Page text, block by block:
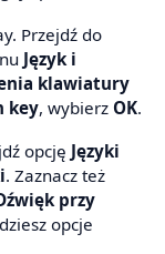
Przejdź do
Język i
klawiatury
key, wybierz OK.
opcję Języki
. Zaznacz też
przy
opcje